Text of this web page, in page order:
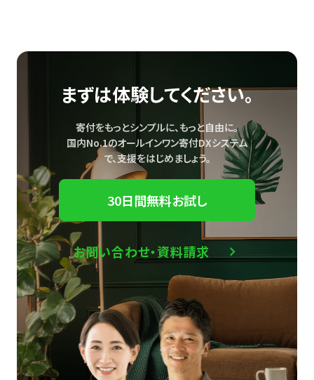
まずは体験してください。
寄付をもっとシンプルに、もっと自由に。
国内No.1のオールインワン寄付DXシステム
で、支援をはじめましょう。
30日間無料お試し
お問い合わせ・資料請求